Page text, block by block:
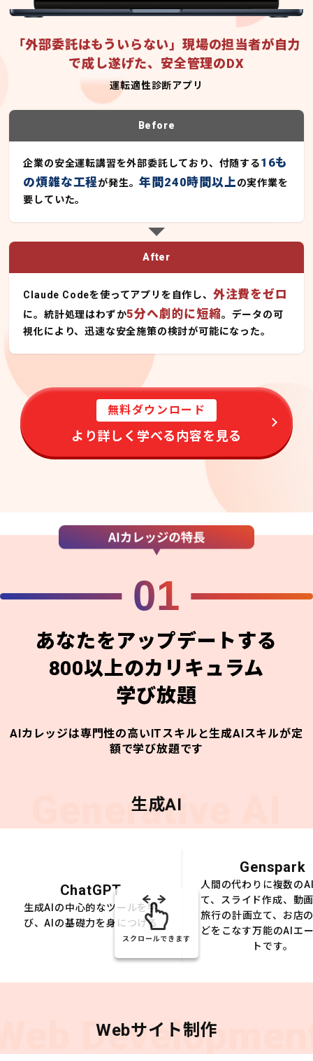
「外部委託はもういらない」現場の担当者が自力
で成し遂げた、安全管理のDX
運転適性診断アプリ
Before
企業の安全運転講習を外部委託しており、付随する16も
の煩雑な工程が発生。年間240時間以上の実作業を
要していた。
After
Claude Codeを使ってアプリを自作し、 外注費をゼロ
に。統計処理はわずか5分へ劇的に短縮。データの可
視化により、迅速な安全施策の検討が可能になった。
無料ダウンロード
より詳しく学べる内容を見る
01
あなたをアップデートする
800以上のカリキュラム
学び放題
AIカレッジは専門性の高いITスキルと生成AIスキルが定
額で学び放題です
Generative AI
生成AI
ChatGPT
生成AIの中心的なツールを学
び、AIの基礎力を身につける
Genspark
人間の代わりに複数の
て、スライド作成、動
旅行の計画立て、お店
どをこなす万能のAIエ
トです。
スクロールできます
Webサイト制作